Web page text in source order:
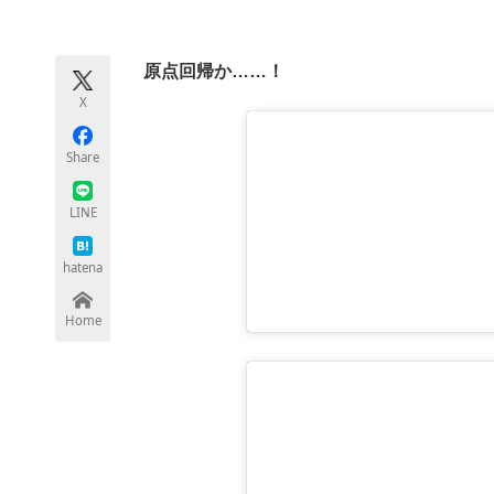
X
Share
LINE
hatena
Home
原点回帰か……！